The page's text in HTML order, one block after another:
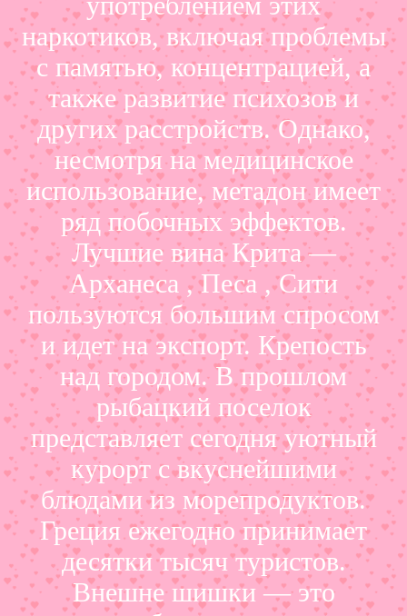
наркотиков, включая проблемы
с памятью, концентрацией, а
также развитие психозов и
других расстройств. Однако,
несмотря на медицинское
использование, метадон имеет
ряд побочных эффектов.
Лучшие вина Крита —
Арханеса , Песа , Сити
пользуются большим спросом
и идет на экспорт. Крепость
над городом. В прошлом
рыбацкий поселок
представляет сегодня уютный
курорт с вкуснейшими
блюдами из морепродуктов.
Греция ежегодно принимает
десятки тысяч туристов.
Внешне шишки — это